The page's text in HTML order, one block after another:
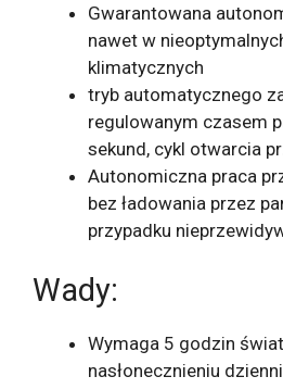
Gwarantowana
nawet w
klimatycznych
tryb automatycznego
regulowanym czasem
sekund, cykl otwarcia
Autonomiczna praca
bez ładowania przez
przypadku
Wady:
Wymaga 5 godzin
nasłonecznieniu